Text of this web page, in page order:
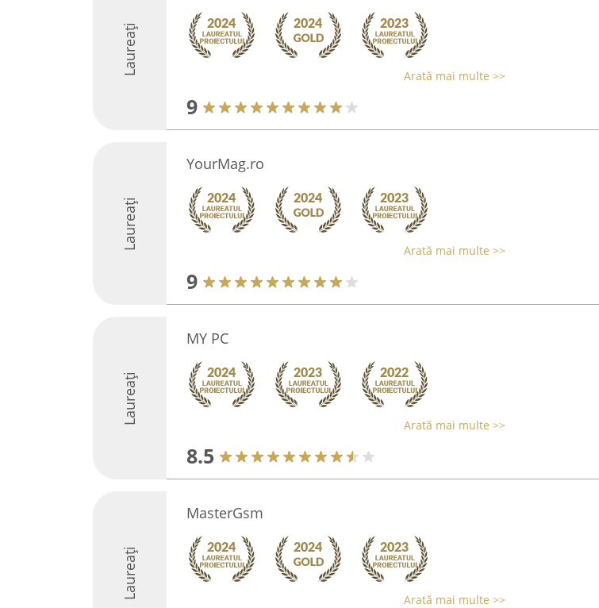
Laureați Arată mai multe >>
9
Laureați
YourMag.ro
Arată mai multe >>
9
Laureați
MY PC
Arată mai multe >>
8.5
Laureați
MasterGsm
Arată mai multe >>